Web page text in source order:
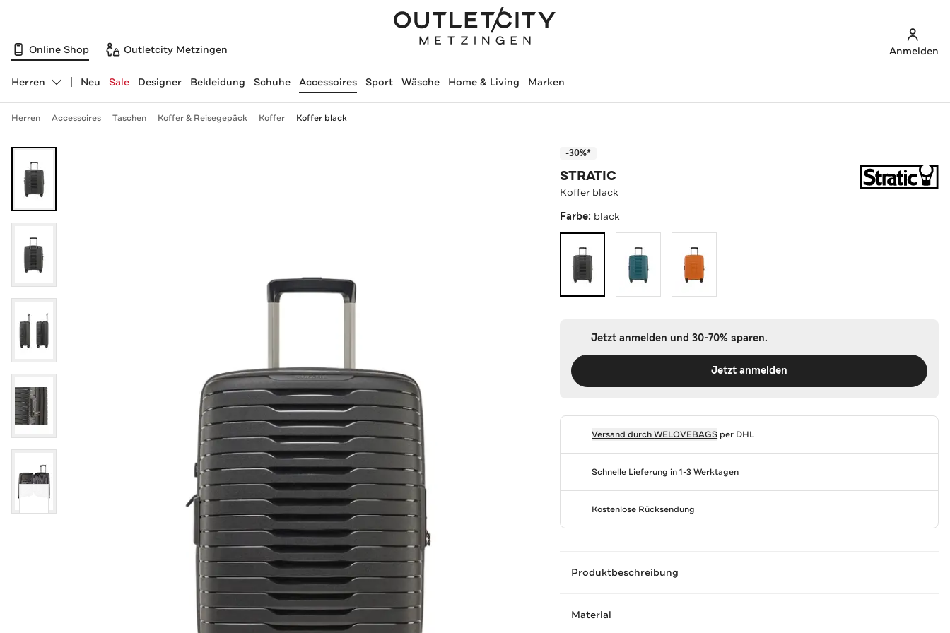
Online Shop Outletcity Metzingen Anmelden
Abteilung ändern, ausgewählt:
Herren Neu Sale Designer Bekleidung Schuhe Accessoires Sport Wäsche Home & Living Marken
Herren Accessoires Taschen Koffer & Reisegepäck Koffer Koffer black
-30%*
STRATIC
Koffer black
Farbe: black
Jetzt anmelden und 30-70% sparen.
Jetzt anmelden
Versand durchWELOVEBAGS per DHL
Schnelle Lieferung in 1-3 Werktagen
Kostenlose Rücksendung
Produktbeschreibung
Material